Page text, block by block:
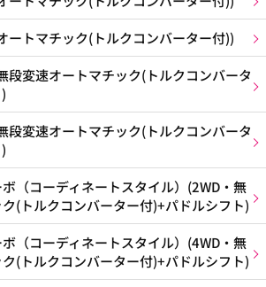
ートマチック(トルクコンバーター付))
変速オートマチック(トルクコンバータ
変速オートマチック(トルクコンバータ
コーディネートスタイル）(2WD・無
(トルクコンバーター付)+パドルシフト)
コーディネートスタイル）(4WD・無
(トルクコンバーター付)+パドルシフト)